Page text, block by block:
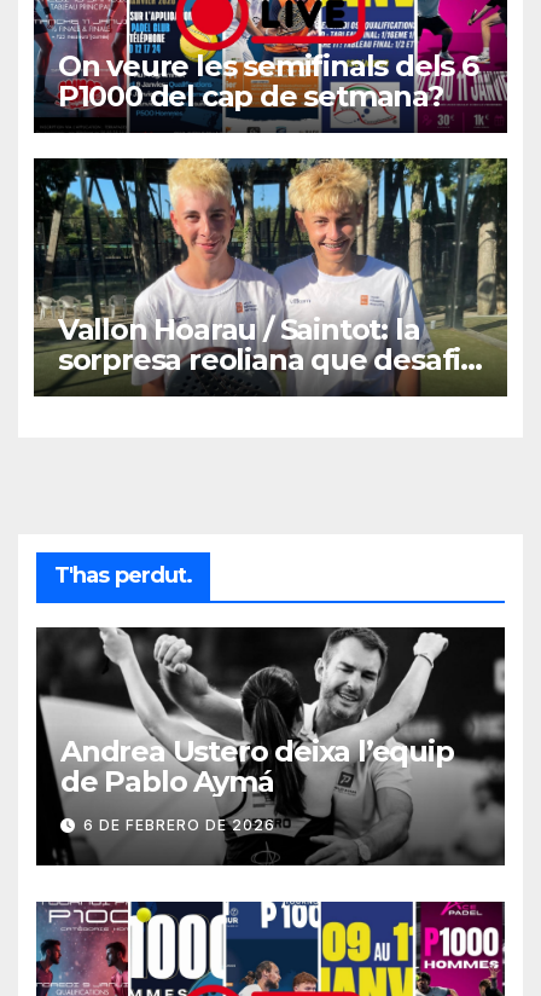
On veure les semifinals dels 6
P1000 del cap de setmana?
Vallon Hoarau / Saintot: la
sorpresa reoliana que desafia
la cap de sèrie 1
T'has perdut.
Andrea Ustero deixa l’equip
de Pablo Aymá
6 DE FEBRERO DE 2026